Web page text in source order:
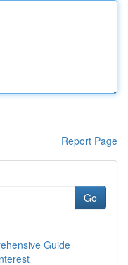
Report Page
Go
Guide